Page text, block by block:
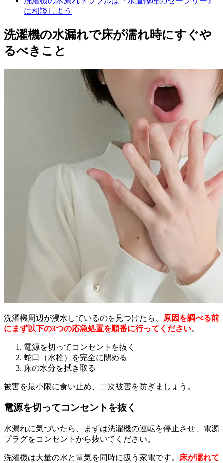
に相談しよう
洗濯機の水漏れで床が濡れ時にすぐや
るべきこと
洗濯機周辺が浸水しているのを見つけたら、
原因を調べる前
にまず以下の3つの応急処置を順番に行ってください。
電源を切ってコンセントを抜く
蛇口（水栓）を完全に閉める
床の水分を拭き取る
被害を最小限に食い止め、二次被害を防ぎましょう。
電源を切ってコンセントを抜く
水漏れに気づいたら、まずは洗濯機の運転を停止させ、電源
プラグをコンセントから抜いてください。
洗濯機は大量の水と電気を同時に扱う家電です。
床が濡れて